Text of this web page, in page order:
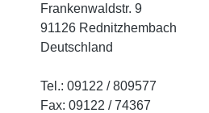
Frankenwaldstr. 9
91126 Rednitzhembach
Deutschland
Tel.: 09122 / 809577
Fax: 09122 / 74367